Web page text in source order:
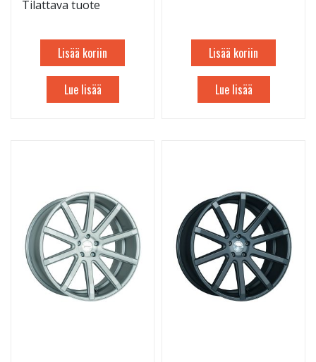
Tilattava tuote
Lisää koriin
Lue lisää
Lisää koriin
Lue lisää